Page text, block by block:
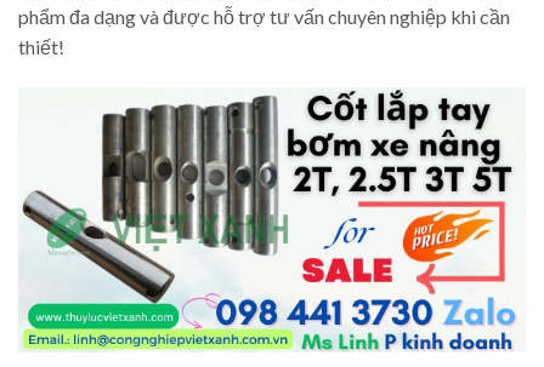
phẩm đa dạng và được hỗ trợ tư vấn chuyên nghiệp khi cần
thiết!